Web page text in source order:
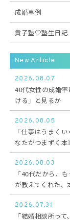
成婚事例
貴子塾♡塾生日記
New Article
2026.08.07
40代女性の成婚
ける」と見るか
2026.08.05
「仕事はうまく
なたがつまずく本
2026.08.03
「40代だから、
が教えてくれた、
2026.07.31
「結婚相談所っ